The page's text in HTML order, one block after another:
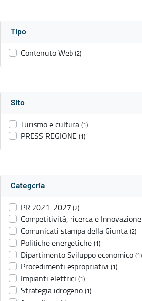
Tipo
Contenuto Web (2)
Sito
Turismo e cultura (1)
PRESS REGIONE (1)
Categoria
PR 2021-2027 (2)
Competitività, ricerca e Innovazione
Comunicati stampa della Giunta (2)
Politiche energetiche (1)
Dipartimento Sviluppo economico (1)
Procedimenti espropriativi (1)
Impianti elettrici (1)
Strategia idrogeno (1)